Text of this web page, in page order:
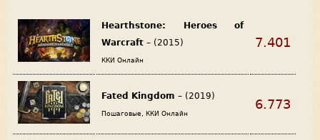
Hearthstone: Heroes of
Warcraft – (2015)
ККИ Онлайн
7.401
Fated Kingdom – (2019)
Пошаговые, ККИ Онлайн
6.773